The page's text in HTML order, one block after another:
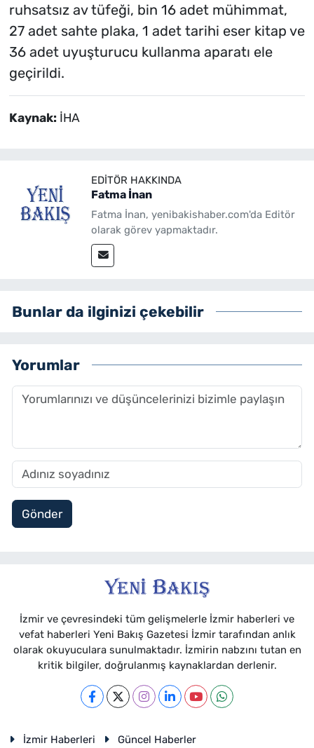
ruhsatsız av tüfeği, bin 16 adet mühimmat,
27 adet sahte plaka, 1 adet tarihi eser kitap ve
36 adet uyuşturucu kullanma aparatı ele
geçirildi.
Kaynak: İHA
EDITÖR HAKKINDA
Fatma İnan
Fatma İnan, yenibakishaber.com'da Editör
olarak görev yapmaktadır.
Bunlar da ilginizi çekebilir
Yorumlar
Gönder
İzmir ve çevresindeki tüm gelişmelerle İzmir haberleri ve
vefat haberleri Yeni Bakış Gazetesi İzmir tarafından anlık
olarak okuyuculara sunulmaktadır. İzmirin nabzını tutan en
kritik bilgiler, doğrulanmış kaynaklardan derlenir.
İzmir Haberleri Güncel Haberler